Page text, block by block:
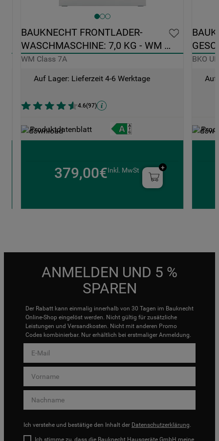
BAUKNECHT FRONTLADER-
WASCHMASCHINE: 7,0 KG - WM
CLASS 7A
WM Class 7A
Auf Lager: Lieferzeit 4-6 Werktage
4.6(97)
Produktdatenblatt
379,00€Inkl. MwSt
BKO
Auf
ANMELDEN UND 5 %
SPAREN
Der Rabatt kann einmalig innerhalb von 30 Tagen im Bauknecht
Online-Shop eingelöst werden. Nicht gültig für zusätzliche
Leistungen und Versandkosten. Nicht mit anderen Promo
Codes kombinierbar. Nur erhältlich bei erstmaliger Anmeldung.
Ich verstehe und bestätige den Inhalt der Datenschutzerklärung.
Ich stimme zu, dass die Bauknecht Hausgeräte GmbH meine